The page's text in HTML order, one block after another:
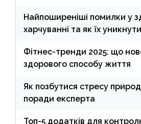
Найпоширеніші помилки у
харчуванні та як їх уникнути
Фітнес-тренди 2025: що
здорового способу життя
Як позбутися стресу
поради експерта
Топ-5 додатків для